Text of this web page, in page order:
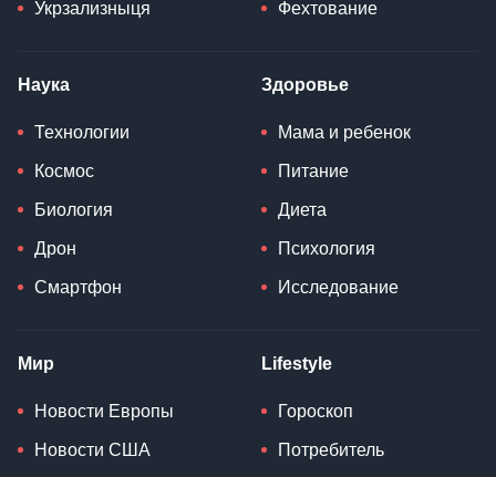
Укрзализныця Фехтование
Наука
Технологии
Космос
Биология
Дрон
Смартфон
Здоровье
Мама и ребенок
Питание
Диета
Психология
Исследование
Мир
Новости Европы
Новости США
Lifestyle
Гороскоп
Потребитель